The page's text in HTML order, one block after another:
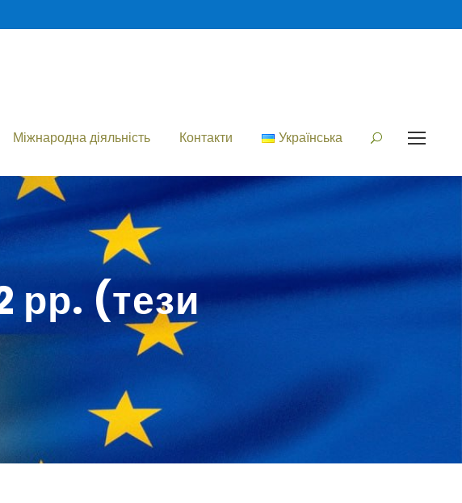
Міжнародна діяльність Контакти Українська
рр. (тези